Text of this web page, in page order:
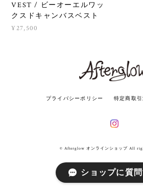
VEST / ビーオーエルワッ
クスドキャンバスベスト
¥27,500
プライバシーポリシー 特定商取
© Afterglow オンラインショップ All
ショップに質